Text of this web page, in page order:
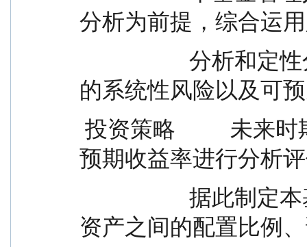
分析为前提，综合运
的系统性风险以及可
预期收益率进行分析
资产之间的配置比例